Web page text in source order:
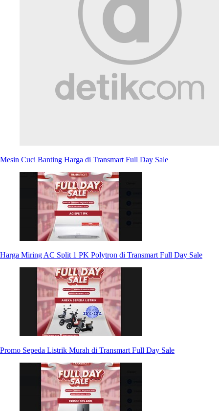
Mesin Cuci Banting Harga di Transmart Full Day Sale
Harga Miring AC Split 1 PK Polytron di Transmart Full Day Sale
Promo Sepeda Listrik Murah di Transmart Full Day Sale